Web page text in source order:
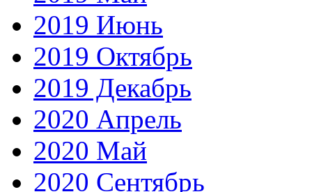
2019 Июнь
2019 Октябрь
2019 Декабрь
2020 Апрель
2020 Май
2020 Сентябрь